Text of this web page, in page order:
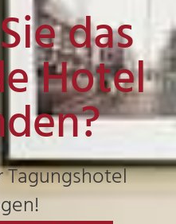
das
Hotel
Tagungshotel